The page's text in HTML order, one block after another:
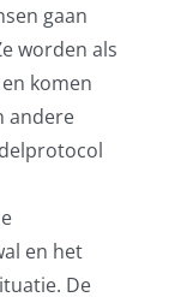
gaan
worden als
komen
andere
en het
De